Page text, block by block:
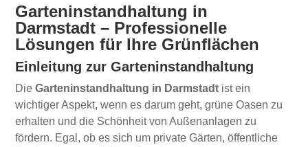
Garteninstandhaltung in
Darmstadt – Professionelle
Lösungen für Ihre Grünflächen
Einleitung zur Garteninstandhaltung
DieGarteninstandhaltung in Darmstadt ist ein
wichtiger Aspekt, wenn es darum geht, grüne Oasen zu
erhalten und die Schönheit von Außenanlagen zu
fördern. Egal, ob es sich um private Gärten, öffentliche